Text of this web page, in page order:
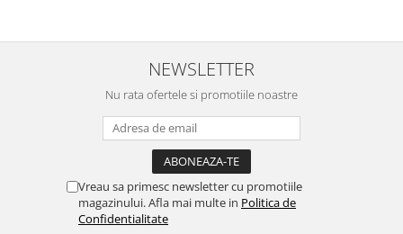
NEWSLETTER
Nu rata ofertele si promotiile noastre
Vreau sa primesc newsletter cu promotiile
magazinului. Afla mai multe in Politica de
Confidentialitate